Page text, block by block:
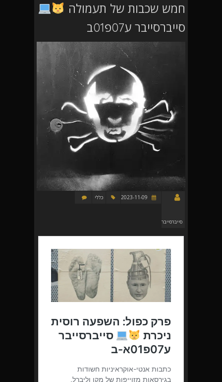
חמש שכבות של תעמולה
סייברסייבר ע07פ01ב
סייברסייבר
כללי